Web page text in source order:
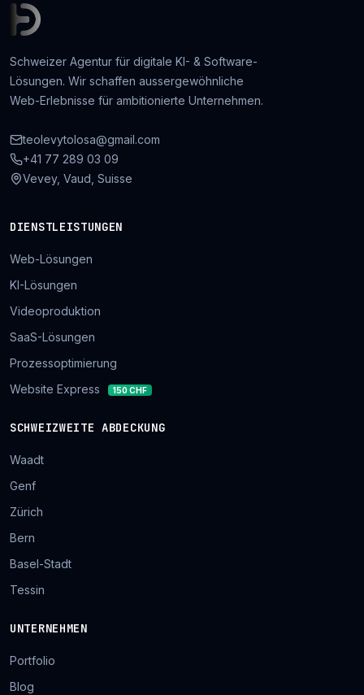
Schweizer Agentur für digitale KI- & Software-
Lösungen. Wir schaffen aussergewöhnliche
Web-Erlebnisse für ambitionierte Unternehmen.
teolevytolosa@gmail.com
+41 77 289 03 09
Vevey, Vaud, Suisse
DIENSTLEISTUNGEN
Web-Lösungen
KI-Lösungen
Videoproduktion
SaaS-Lösungen
Prozessoptimierung
Website Express
150 CHF
SCHWEIZWEITE ABDECKUNG
Waadt
Genf
Zürich
Bern
Basel-Stadt
Tessin
UNTERNEHMEN
Portfolio
Blog